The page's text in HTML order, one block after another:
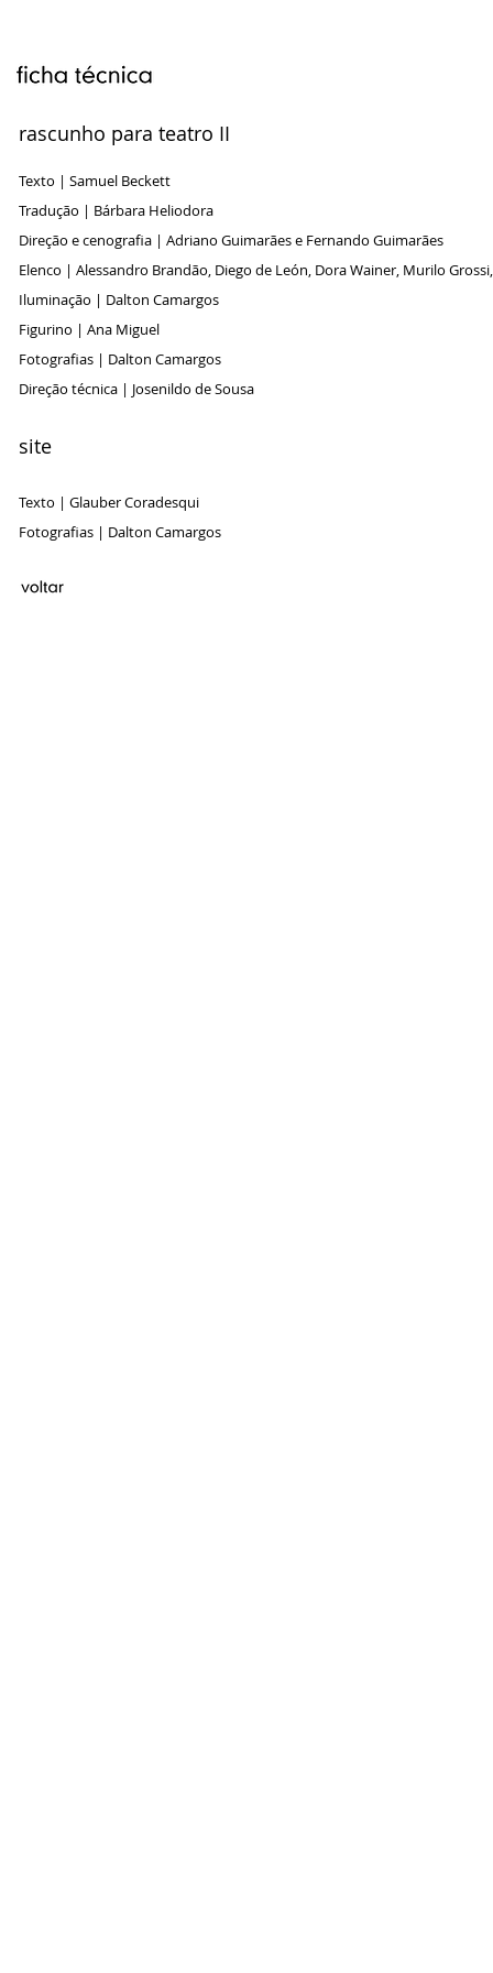
rascunho para teatro II
Texto | Samuel Beckett
Tradução | Bárbara Heliodora
Direção e cenografia | Adriano Guimarães e Fernando Guimarães
Elenco | Alessandro Brandão, Diego de León, Dora Wainer, Murilo
Iluminação | Dalton Camargos
Figurino | Ana Miguel
Fotografias | Dalton Camargos
Direção técnica | Josenildo de Sousa
site
Texto | Glauber Coradesqui
Fotografias | Dalton Camargos